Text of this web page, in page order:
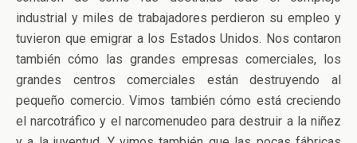
industrial y miles de trabajadores perdieron su empleo y
tuvieron que emigrar a los Estados Unidos. Nos contaron
también cómo las grandes empresas comerciales, los
grandes centros comerciales están destruyendo al
pequeño comercio. Vimos también cómo está creciendo
el narcotráfico y el narcomenudeo para destruir a la niñez